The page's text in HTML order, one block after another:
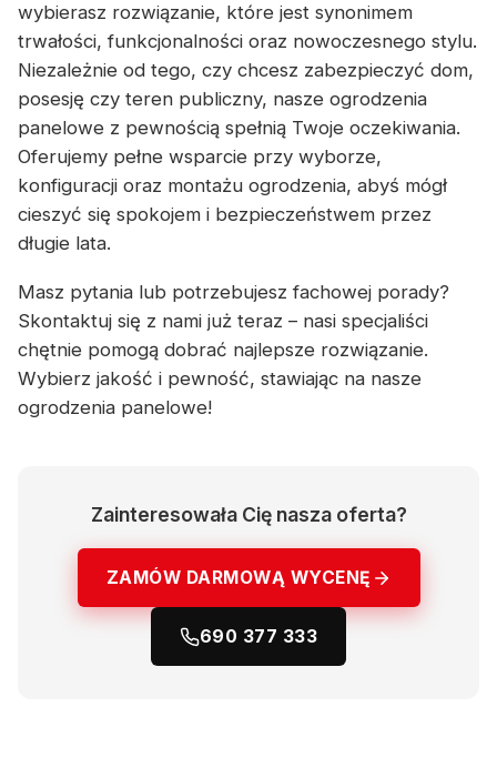
wybierasz rozwiązanie, które jest synonimem
trwałości, funkcjonalności oraz nowoczesnego stylu.
Niezależnie od tego, czy chcesz zabezpieczyć dom,
posesję czy teren publiczny, nasze ogrodzenia
panelowe z pewnością spełnią Twoje oczekiwania.
Oferujemy pełne wsparcie przy wyborze,
konfiguracji oraz montażu ogrodzenia, abyś mógł
cieszyć się spokojem i bezpieczeństwem przez
długie lata.
Masz pytania lub potrzebujesz fachowej porady?
Skontaktuj się z nami już teraz – nasi specjaliści
chętnie pomogą dobrać najlepsze rozwiązanie.
Wybierz jakość i pewność, stawiając na nasze
ogrodzenia panelowe!
Zainteresowała Cię nasza oferta?
ZAMÓW DARMOWĄ WYCENĘ
690 377 333